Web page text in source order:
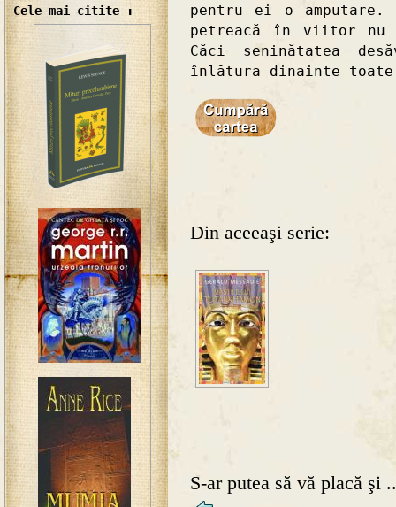
Cele mai citite :
pentru ei o
petreacă în viitor nu
Căci seninătatea
înlătura dinainte toate
Din aceeaşi serie:
S-ar putea să vă placă şi